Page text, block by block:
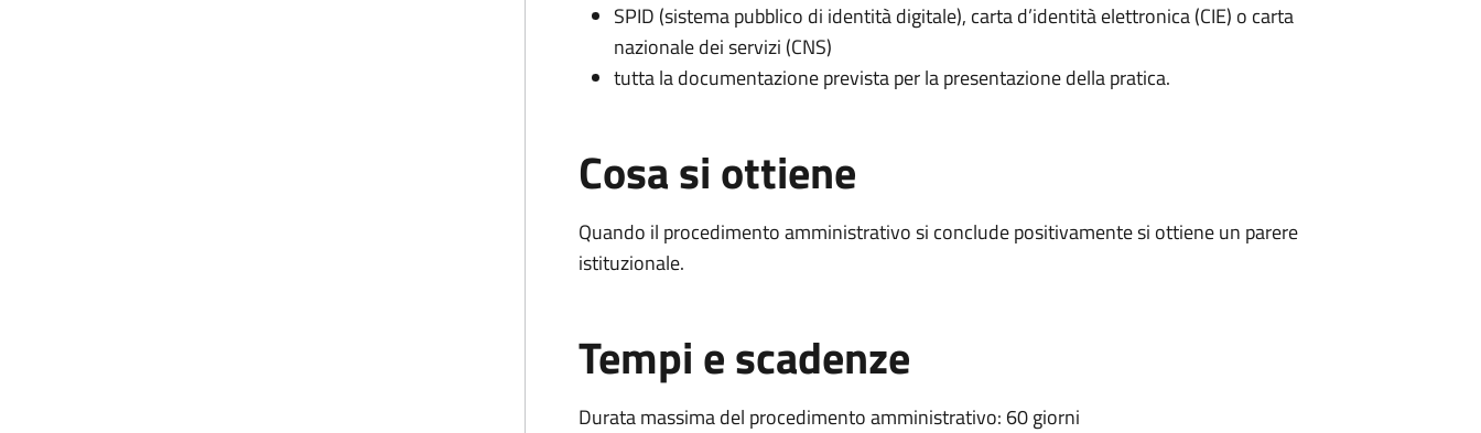
SPID (sistema pubblico di identità digitale), carta d’identità elettronica (CIE) o carta
nazionale dei servizi (CNS)
tutta la documentazione prevista per la presentazione della pratica.
Cosa si ottiene
Quando il procedimento amministrativo si conclude positivamente si ottiene un parere
istituzionale.
Tempi e scadenze
Durata massima del procedimento amministrativo: 60 giorni